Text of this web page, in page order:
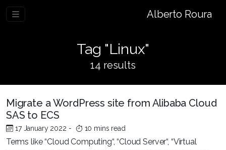
Alberto Roura
Tag "Linux"
14 results
Migrate a WordPress site from Alibaba Cloud
SAS to ECS
17 January 2022 - 10 mins read
Terms like “Cloud Computing“, “Cloud Server“, “Virtual